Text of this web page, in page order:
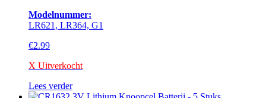
Modelnummer:
LR621, LR364, G1
€2.99
X Uitverkocht
Lees verder